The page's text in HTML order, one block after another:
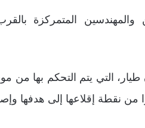
والمهندسين المتمركزة
التي يتم التحكم بها من